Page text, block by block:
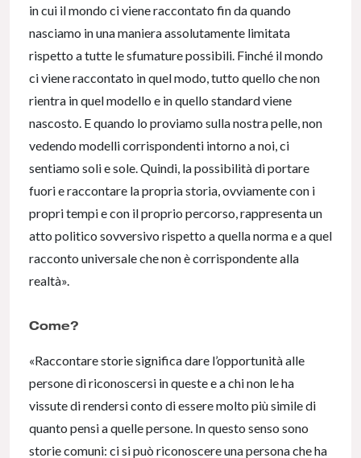
in cui il mondo ci viene raccontato fin da quando
nasciamo in una maniera assolutamente limitata
rispetto a tutte le sfumature possibili. Finché il mondo
ci viene raccontato in quel modo, tutto quello che non
rientra in quel modello e in quello standard viene
nascosto. E quando lo proviamo sulla nostra pelle, non
vedendo modelli corrispondenti intorno a noi, ci
sentiamo soli e sole. Quindi, la possibilità di portare
fuori e raccontare la propria storia, ovviamente con i
propri tempi e con il proprio percorso, rappresenta un
atto politico sovversivo rispetto a quella norma e a quel
racconto universale che non è corrispondente alla
realtà».
Come?
«Raccontare storie significa dare l’opportunità alle
persone di riconoscersi in queste e a chi non le ha
vissute di rendersi conto di essere molto più simile di
quanto pensi a quelle persone. In questo senso sono
storie comuni: ci si può riconoscere una persona che ha